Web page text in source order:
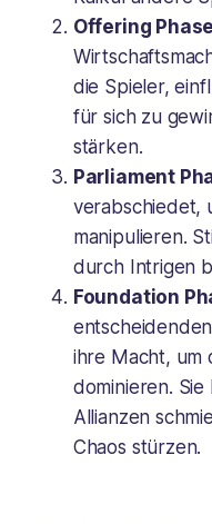
Offering
die Spieler,
für sich zu
stärken.
Parliament
verabschiedet,
manipulieren.
durch Intrigen
Foundation
ihre Macht, um
dominieren.
Allianzen
Chaos stürzen.